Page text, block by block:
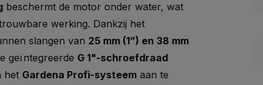
beschermt de motor onder water, wat
werking. Dankzij het
slangen van 25 mm (1”) en 38 mm
geïntegreerde G 1"-schroefdraad
het Gardena Profi-systeem aan te